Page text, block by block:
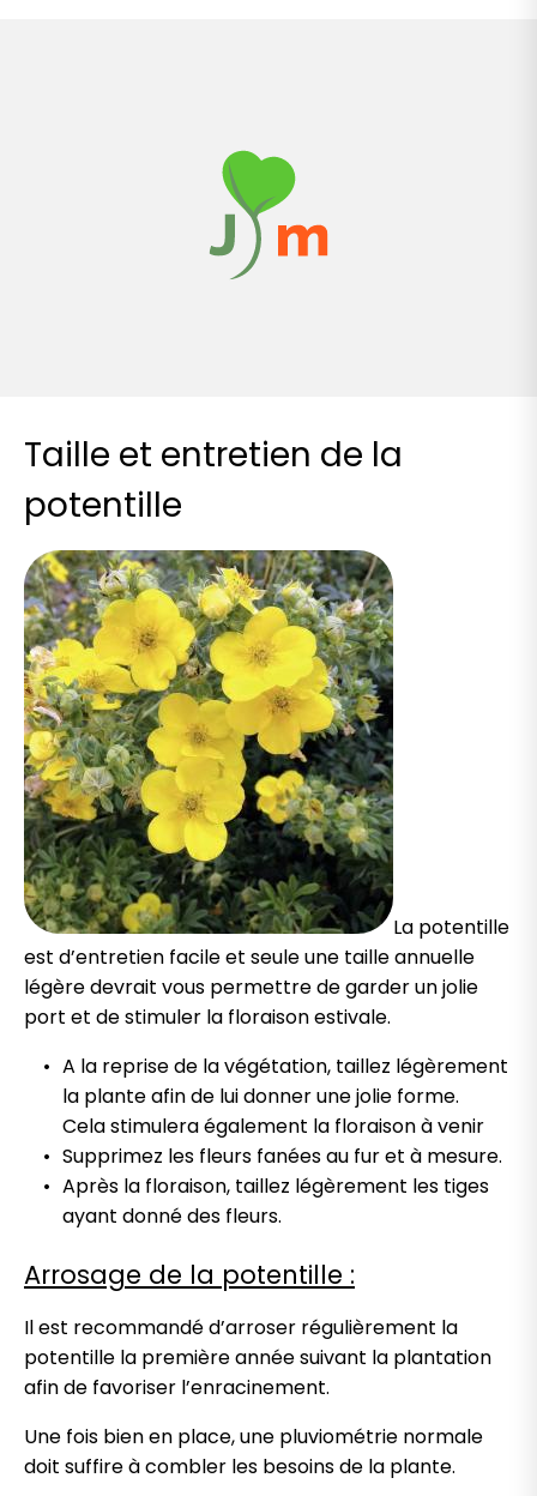
Taille et entretien de la
potentille
La potentille
est d’entretien facile et seule une taille annuelle
légère devrait vous permettre de garder un jolie
port et de stimuler la floraison estivale.
A la reprise de la végétation, taillez légèrement
la plante afin de lui donner une jolie forme.
Cela stimulera également la floraison à venir
Supprimez les fleurs fanées au fur et à mesure.
Après la floraison, taillez légèrement les tiges
ayant donné des fleurs.
Arrosage de la potentille :
Il est recommandé d’arroser régulièrement la
potentille la première année suivant la plantation
afin de favoriser l’enracinement.
Une fois bien en place, une pluviométrie normale
doit suffire à combler les besoins de la plante.